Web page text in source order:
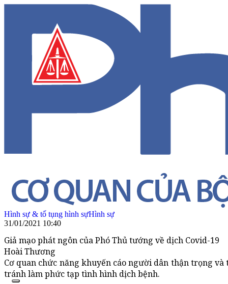
Hình sự & tố tụng hình sựHình sự
31/01/2021 10:40
Giả mạo phát ngôn của Phó Thủ tướng về dịch Covid-19
Hoài Thương
Cơ quan chức năng khuyến cáo người dân thận trọng
tránh làm phức tạp tình hình dịch bệnh.